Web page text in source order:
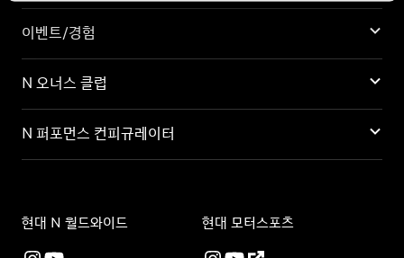
이벤트/경험
N 오너스 클럽
N 퍼포먼스 컨피규레이터
현대 N 월드와이드 현대 모터스포츠